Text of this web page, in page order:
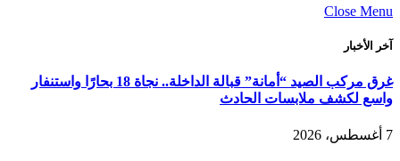
Close Menu
آخر الأخبار
غرق مركب الصيد “أمانة” قبالة الداخلة.. نجاة 18 بحارًا واستنفار
واسع لكشف ملابسات الحادث
7 أغسطس، 2026